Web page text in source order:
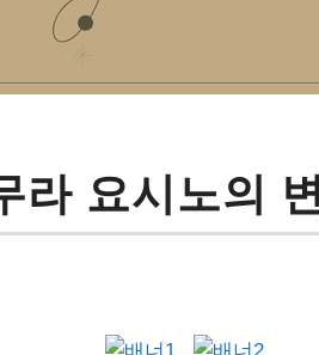
라 요시노의